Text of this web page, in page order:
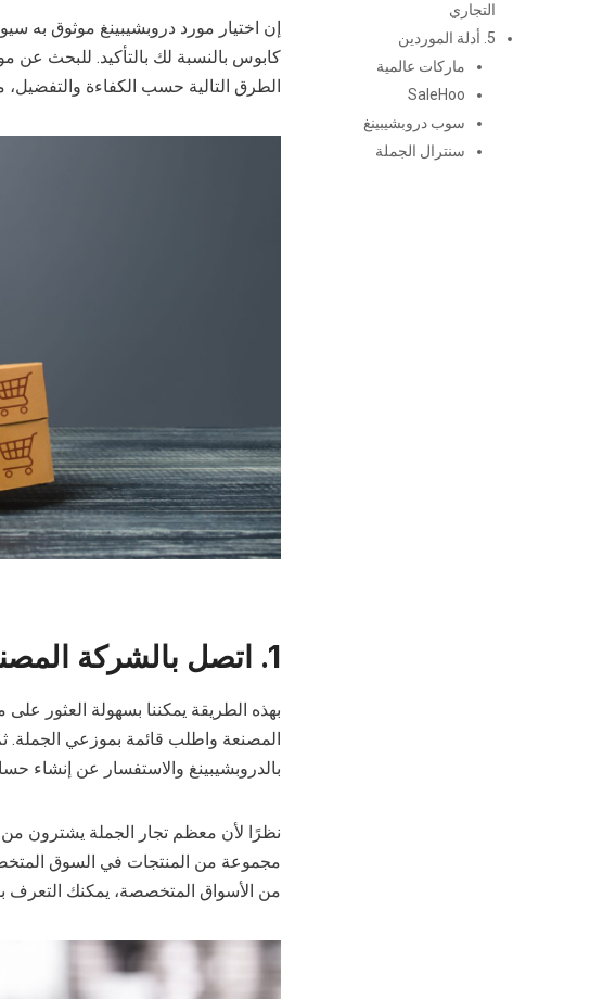
التجاري
5. أدلة الموردين
ماركات عالمية
SaleHoo
سوب دروبشيبينغ
سنترال الجملة
إن اختيار مورد دروبشيبينغ موثوق به
كابوس بالنسبة لك بالتأكيد. للبحث عن
الطرق التالية حسب الكفاءة والتفضيل،
1. اتصل بالشركة المصنعة
بهذه الطريقة يمكننا بسهولة العثور
المصنعة واطلب قائمة بموزعي الجملة.
بالدروبشيبينغ والاستفسار عن إنشاء
نظرًا لأن معظم تجار الجملة يشترون
مجموعة من المنتجات في السوق
من الأسواق المتخصصة، يمكنك التعرف